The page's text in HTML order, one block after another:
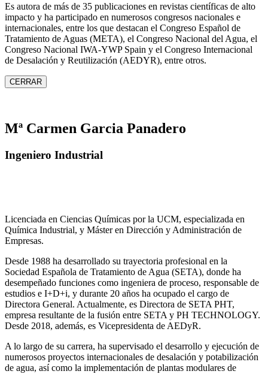
Es autora de más de 35 publicaciones en revistas científicas de alto
impacto y ha participado en numerosos congresos nacionales e
internacionales, entre los que destacan el Congreso Español de
Tratamiento de Aguas (META), el Congreso Nacional del Agua, el
Congreso Nacional IWA‑YWP Spain y el Congreso Internacional
de Desalación y Reutilización (AEDYR), entre otros.
CERRAR
Mª Carmen Garcia Panadero
Ingeniero Industrial
Licenciada en Ciencias Químicas por la UCM, especializada en
Química Industrial, y Máster en Dirección y Administración de
Empresas.
Desde 1988 ha desarrollado su trayectoria profesional en la
Sociedad Española de Tratamiento de Agua (SETA), donde ha
desempeñado funciones como ingeniera de proceso, responsable de
estudios e I+D+i, y durante 20 años ha ocupado el cargo de
Directora General. Actualmente, es Directora de SETA PHT,
empresa resultante de la fusión entre SETA y PH TECHNOLOGY.
Desde 2018, además, es Vicepresidenta de AEDyR.
A lo largo de su carrera, ha supervisado el desarrollo y ejecución de
numerosos proyectos internacionales de desalación y potabilización
de agua, así como la implementación de plantas modulares de